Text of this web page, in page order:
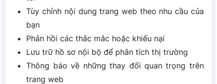
Tùy chỉnh nội dung trang web theo nhu cầu của
bạn
Phản hồi các thắc mắc hoặc khiếu nại
Lưu trữ hồ sơ nội bộ để phân tích thị trường
Thông báo về những thay đổi quan trọng trên
trang web